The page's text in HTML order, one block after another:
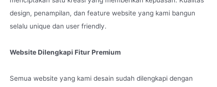
design, penampilan, dan feature website yang kami bangun
selalu unique dan user friendly.
Website Dilengkapi Fitur Premium
Semua website yang kami desain sudah dilengkapi dengan